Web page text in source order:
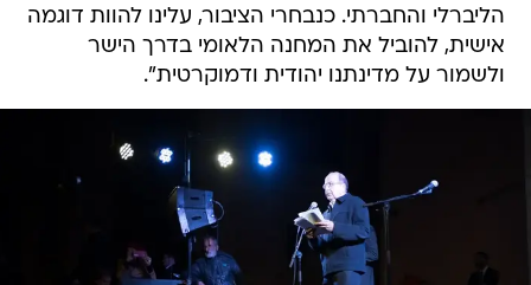
הליברלי והחברתי. כנבחרי הציבור, עלינו להוות דוגמה
אישית, להוביל את המחנה הלאומי בדרך הישר
ולשמור על מדינתנו יהודית ודמוקרטית".